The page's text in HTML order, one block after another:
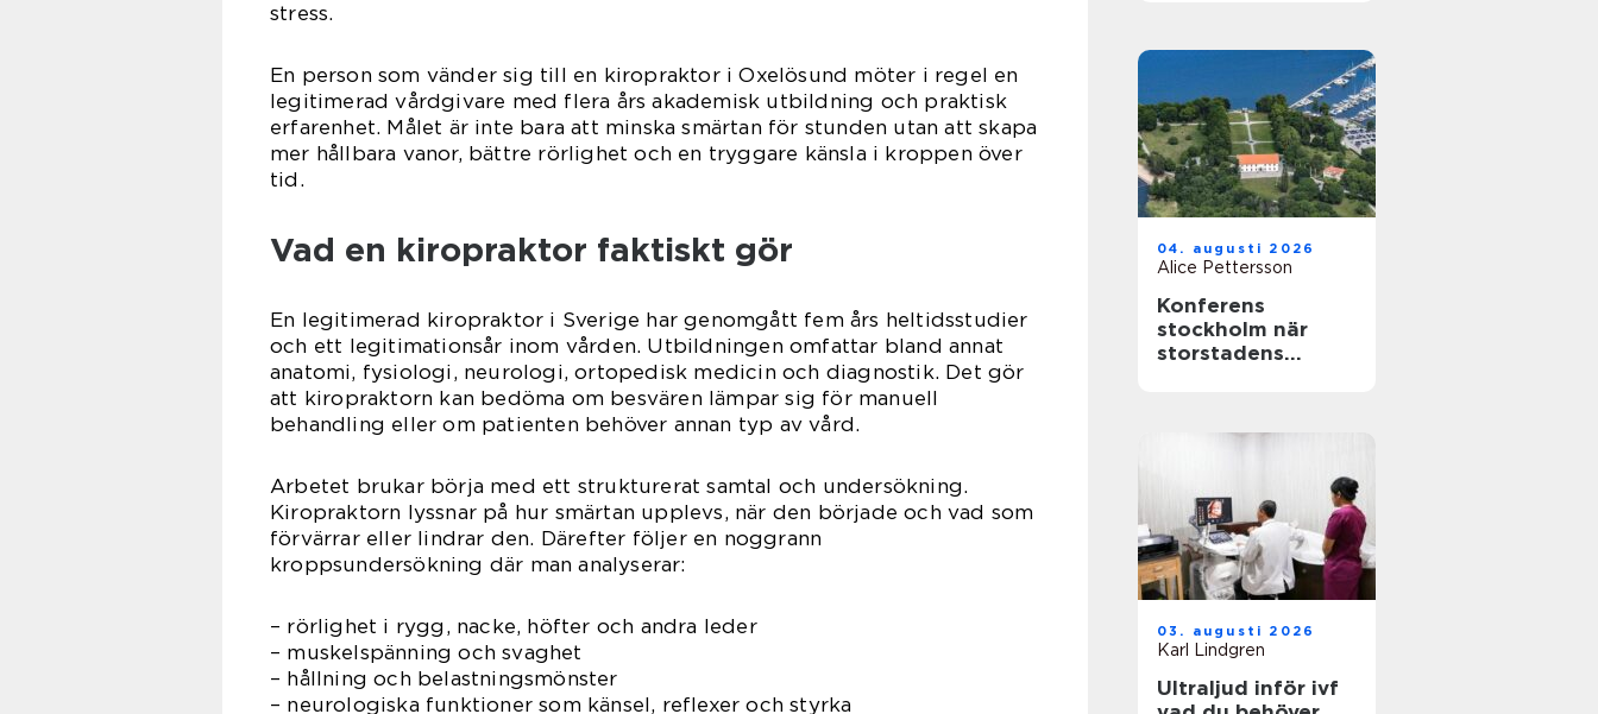
stress.
En person som vänder sig till en kiropraktor i Oxelösund möter i regel en
legitimerad vårdgivare med flera års akademisk utbildning och praktisk
erfarenhet. Målet är inte bara att minska smärtan för stunden utan att skapa
mer hållbara vanor, bättre rörlighet och en tryggare känsla i kroppen över
tid.
Vad en kiropraktor faktiskt gör
En legitimerad kiropraktor i Sverige har genomgått fem års heltidsstudier
och ett legitimationsår inom vården. Utbildningen omfattar bland annat
anatomi, fysiologi, neurologi, ortopedisk medicin och diagnostik. Det gör
att kiropraktorn kan bedöma om besvären lämpar sig för manuell
behandling eller om patienten behöver annan typ av vård.
Arbetet brukar börja med ett strukturerat samtal och undersökning.
Kiropraktorn lyssnar på hur smärtan upplevs, när den började och vad som
förvärrar eller lindrar den. Därefter följer en noggrann
kroppsundersökning där man analyserar:
– rörlighet i rygg, nacke, höfter och andra leder
– muskelspänning och svaghet
– hållning och belastningsmönster
– neurologiska funktioner som känsel, reflexer och styrka
04. augusti 2026
Alice Pettersson
Konferens
stockholm när
storstadens
03. augusti 2026
Karl Lindgren
Ultraljud inför ivf